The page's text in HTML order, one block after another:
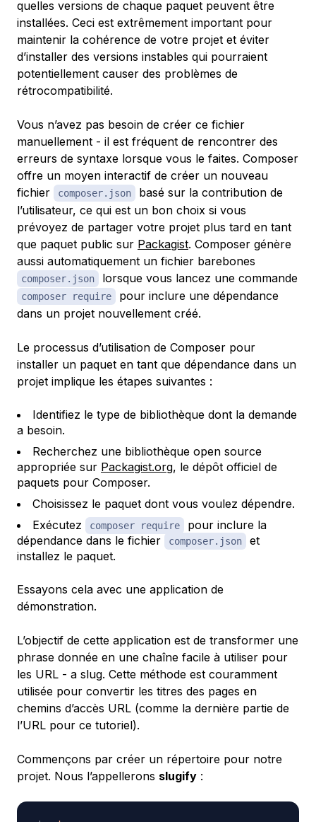
quelles versions de chaque paquet peuvent être
installées. Ceci est extrêmement important pour
maintenir la cohérence de votre projet et éviter
d’installer des versions instables qui pourraient
potentiellement causer des problèmes de
rétrocompatibilité.
Vous n’avez pas besoin de créer ce fichier
manuellement - il est fréquent de rencontrer des
erreurs de syntaxe lorsque vous le faites. Composer
offre un moyen interactif de créer un nouveau
fichier
composer.json
basé sur la contribution de
l’utilisateur, ce qui est un bon choix si vous
prévoyez de partager votre projet plus tard en tant
que paquet public sur Packagist. Composer génère
aussi automatiquement un fichier barebones
composer.json lorsque vous lancez une commande
composer require
pour inclure une dépendance
dans un projet nouvellement créé.
Le processus d’utilisation de Composer pour
installer un paquet en tant que dépendance dans un
projet implique les étapes suivantes :
Identifiez le type de bibliothèque dont la demande
a besoin.
Recherchez une bibliothèque open source
appropriée sur Packagist.org, le dépôt officiel de
paquets pour Composer.
Choisissez le paquet dont vous voulez dépendre.
Exécutez
composer require
pour inclure la
dépendance dans le fichier
composer.json
et
installez le paquet.
Essayons cela avec une application de
démonstration.
L’objectif de cette application est de transformer une
phrase donnée en une chaîne facile à utiliser pour
les URL - a slug. Cette méthode est couramment
utilisée pour convertir les titres des pages en
chemins d’accès URL (comme la dernière partie de
l’URL pour ce tutoriel).
Commençons par créer un répertoire pour notre
projet. Nous l’appellerons slugify :